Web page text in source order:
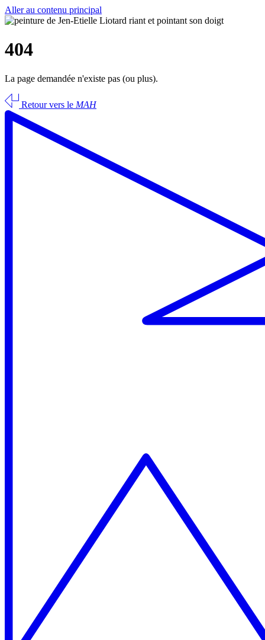
Aller au contenu principal
404
La page demandée n'existe pas (ou plus).
Retour vers le MAH